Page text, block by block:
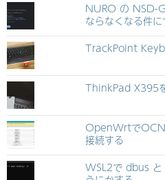
NURO の NSD-
ならなくなる件に
TrackPoint
ThinkPad X395
OpenWrtでOCN
接続する
WSL2で dbus と